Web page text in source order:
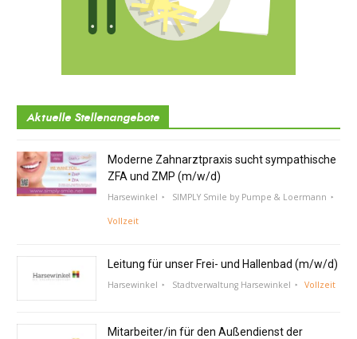
Aktuelle Stellenangebote
Moderne Zahnarztpraxis sucht sympathische
ZFA und ZMP (m/w/d)
Harsewinkel SIMPLY Smile by Pumpe & Loermann
Vollzeit
Leitung für unser Frei- und Hallenbad (m/w/d)
Harsewinkel Stadtverwaltung Harsewinkel Vollzeit
Mitarbeiter/in für den Außendienst der